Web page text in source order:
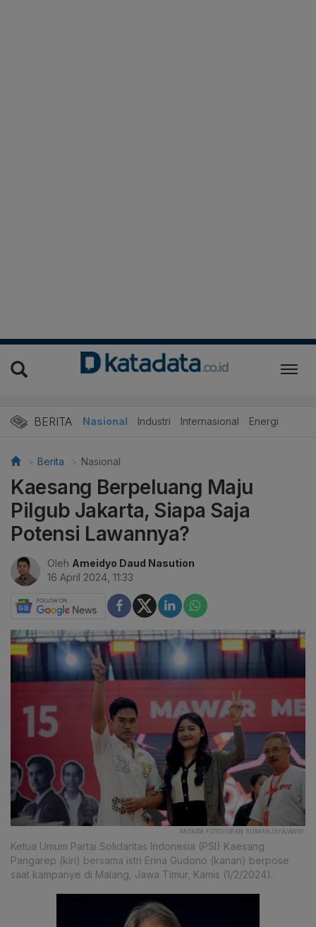
BERITA Nasional Industri Internasional Energi
Berita Nasional
Kaesang Berpeluang Maju
Pilgub Jakarta, Siapa Saja
Potensi Lawannya?
Oleh Ameidyo Daud Nasution
16 April 2024, 11:33
ANTARA FOTO/IRFAN SUMANJAYA/AWW.
Ketua Umum Partai Solidaritas Indonesia (PSI) Kaesang
Pangarep (kiri) bersama istri Erina Gudono (kanan) berpose
saat kampanye di Malang, Jawa Timur, Kamis (1/2/2024).